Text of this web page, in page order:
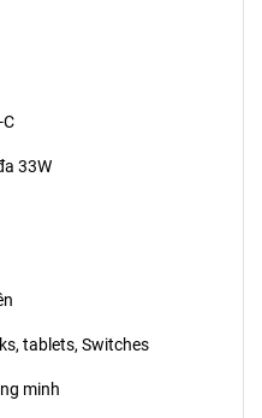
C
33W
tablets, Switches
minh